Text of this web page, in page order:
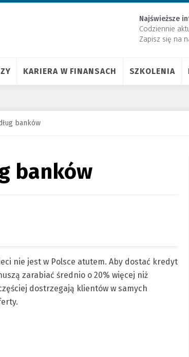
Najświeższe
Codziennie
Zapisz się na
KARIERA W FINANSACH SZKOLENIA
banków
banków
nie jest w Polsce atutem. Aby dostać kredyt
zarabiać średnio o 20% więcej niż
dostrzegają klientów w samych